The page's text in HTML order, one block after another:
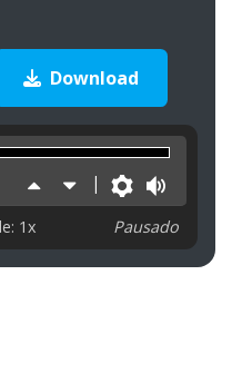
Download
Aumentar
velocidade
Diminuir
velocidade
1x Pausado